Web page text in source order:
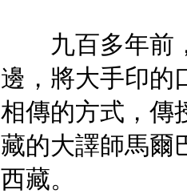
九百多年前，
邊，將大手印的
相傳的方式，傳
藏的大譯師馬爾
西藏。